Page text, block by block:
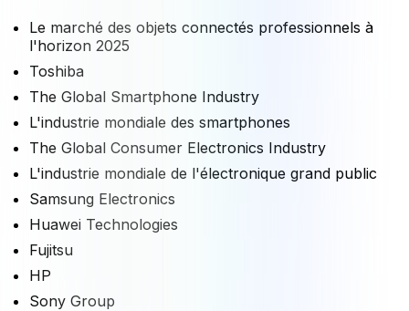
Le marché des objets connectés professionnels à
l'horizon 2025
Toshiba
The Global Smartphone Industry
L'industrie mondiale des smartphones
The Global Consumer Electronics Industry
L'industrie mondiale de l'électronique grand public
Samsung Electronics
Huawei Technologies
Fujitsu
HP
Sony Group